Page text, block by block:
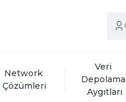
Network
Çözümleri
Veri
Depolama
Aygıtları